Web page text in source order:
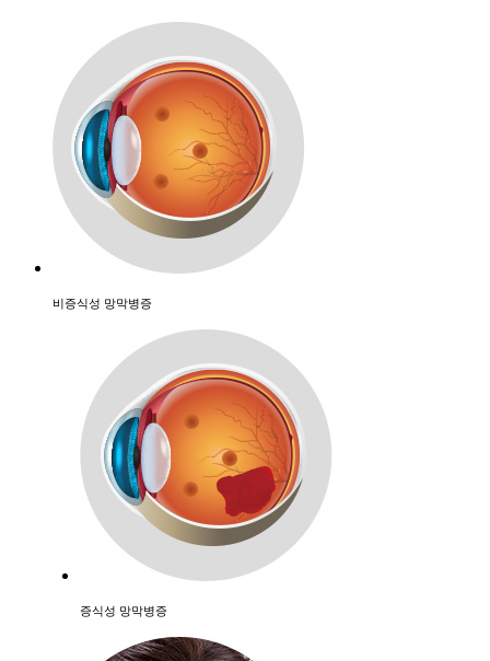
비증식성 망막병증
증식성 망막병증